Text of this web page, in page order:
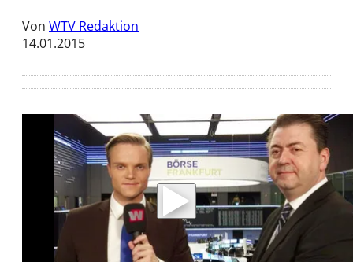
Von WTV Redaktion
14.01.2015
Mit der Wiedergabe dieses Videos werden
Daten an Youtube übertragen.
Hinweise dazu erhalten Sie in derDatenschutzerklärung
Akzeptieren